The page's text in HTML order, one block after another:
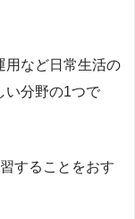
用など日常生活の
い分野の1つで
することをおす